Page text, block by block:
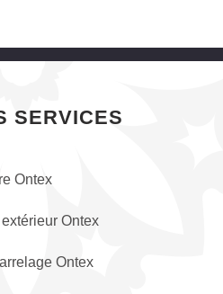
SERVICES
Ontex
Ontex
Ontex